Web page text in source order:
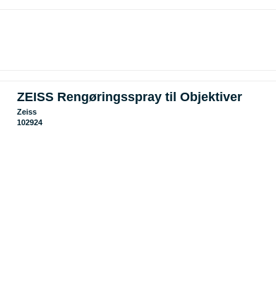
ZEISS Rengøringsspray til Objektiver
Zeiss
102924